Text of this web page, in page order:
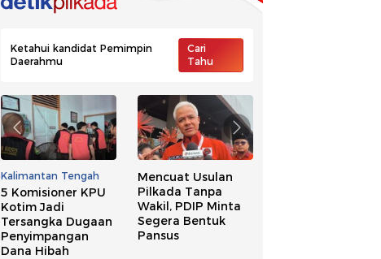
Ketahui kandidat Pemimpin
Daerahmu
Cari
Tahu
Kalimantan Tengah
5 Komisioner KPU
Kotim Jadi
Tersangka Dugaan
Penyimpangan
Dana Hibah
Mencuat Usulan
Pilkada Tanpa
Wakil, PDIP Minta
Segera Bentuk
Pansus